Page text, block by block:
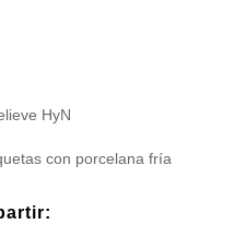
HyN
con porcelana fría